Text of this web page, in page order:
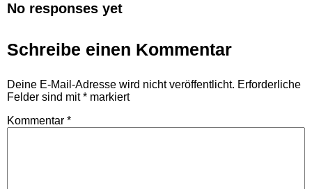
No responses yet
Schreibe einen Kommentar
Deine E-Mail-Adresse wird nicht veröffentlicht. Erforderliche
Felder sind mit* markiert
Kommentar *